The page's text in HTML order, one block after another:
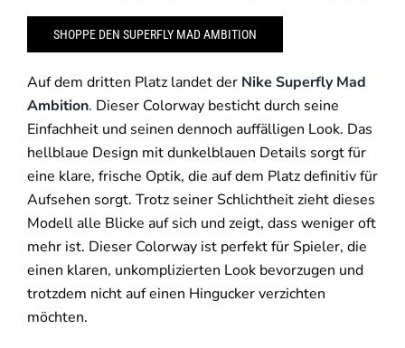
SHOPPE DEN SUPERFLY MAD AMBITION
Auf dem dritten Platz landet der Nike Superfly Mad
Ambition. Dieser Colorway besticht durch seine
Einfachheit und seinen dennoch auffälligen Look. Das
hellblaue Design mit dunkelblauen Details sorgt für
eine klare, frische Optik, die auf dem Platz definitiv für
Aufsehen sorgt. Trotz seiner Schlichtheit zieht dieses
Modell alle Blicke auf sich und zeigt, dass weniger oft
mehr ist. Dieser Colorway ist perfekt für Spieler, die
einen klaren, unkomplizierten Look bevorzugen und
trotzdem nicht auf einen Hingucker verzichten
möchten.